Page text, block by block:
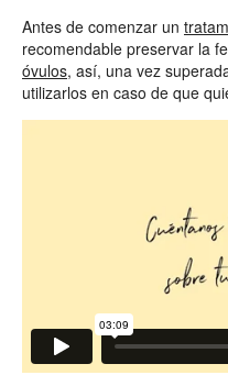
Antes de comenzar un
recomendable preservar la
óvulos, así, una vez
utilizarlos en caso de que